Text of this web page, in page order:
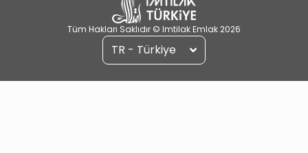
Tüm Hakları Saklıdır © Imtilak Emlak 2026
TR - Türkiye